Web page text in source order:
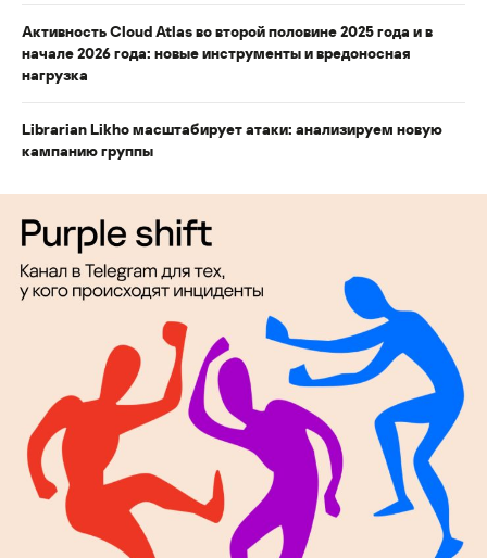
Активность Cloud Atlas во второй половине 2025 года и в
начале 2026 года: новые инструменты и вредоносная
нагрузка
Librarian Likho масштабирует атаки: анализируем новую
кампанию группы